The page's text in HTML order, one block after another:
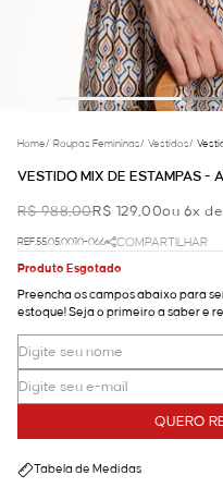
Home/ Roupas Femininas/ Vestidos/
VESTIDO MIX DE ESTAMPAS -
R$ 988,00R$ 129,00ou 6x
REF.55.05.0010-066
COMPARTILHAR
Produto Esgotado
Preencha os campos abaixo para
estoque! Seja o primeiro a saber e
QUERO
Tabela de Medidas